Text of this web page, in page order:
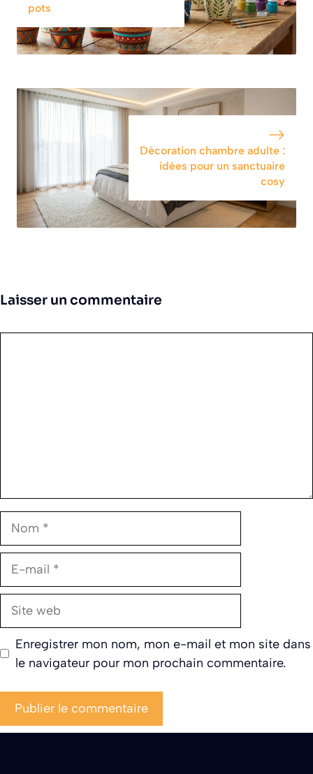
pots
Décoration chambre adulte :
idées pour un sanctuaire
cosy
Laisser un commentaire
Nom
E-
Site
Enregistrer mon nom, mon e-mail et mon site dans
le navigateur pour mon prochain commentaire.